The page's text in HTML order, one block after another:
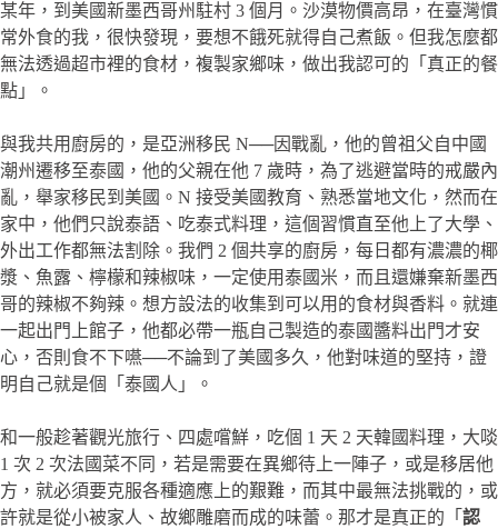
某年，到美國新墨西哥州駐村 3 個月。沙漠物價高昂，在臺灣慣
常外食的我，很快發現，要想不餓死就得自己煮飯。但我怎麼都
無法透過超市裡的食材，複製家鄉味，做出我認可的「真正的餐
點」。
與我共用廚房的，是亞洲移民 N──因戰亂，他的曾祖父自中國
潮州遷移至泰國，他的父親在他 7 歲時，為了逃避當時的戒嚴內
亂，舉家移民到美國。N 接受美國教育、熟悉當地文化，然而在
家中，他們只說泰語、吃泰式料理，這個習慣直至他上了大學、
外出工作都無法割除。我們 2 個共享的廚房，每日都有濃濃的椰
漿、魚露、檸檬和辣椒味，一定使用泰國米，而且還嫌棄新墨西
哥的辣椒不夠辣。想方設法的收集到可以用的食材與香料。就連
一起出門上館子，他都必帶一瓶自己製造的泰國醬料出門才安
心，否則食不下嚥──不論到了美國多久，他對味道的堅持，證
明自己就是個「泰國人」。
和一般趁著觀光旅行、四處嚐鮮，吃個 1 天 2 天韓國料理，大啖
1 次 2 次法國菜不同，若是需要在異鄉待上一陣子，或是移居他
方，就必須要克服各種適應上的艱難，而其中最無法挑戰的，或
許就是從小被家人、故鄉雕磨而成的味蕾。那才是真正的「 認